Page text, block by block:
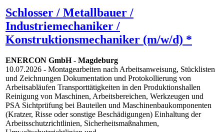
Schlosser / Metallbauer /
Industriemechaniker /
Konstruktionsmechaniker (m/w/d) *
ENERCON GmbH- Magdeburg
10.07.2026 - Montagearbeiten nach Arbeitsanweisung, Stücklisten
und Zeichnungen Dokumentation und Protokollierung von
Arbeitsabläufen Transporttätigkeiten in den Produktionshallen
Reinigung von Maschinen, Arbeitsbereichen, Werkzeugen und
PSA Sichtprüfung bei Bauteilen und Maschinenbaukomponenten
(Kratzer, Risse oder sonstige Beschädigungen) Einhaltung der
Arbeitsschutzrichtlinien, Sicherheitsmaßnahmen,